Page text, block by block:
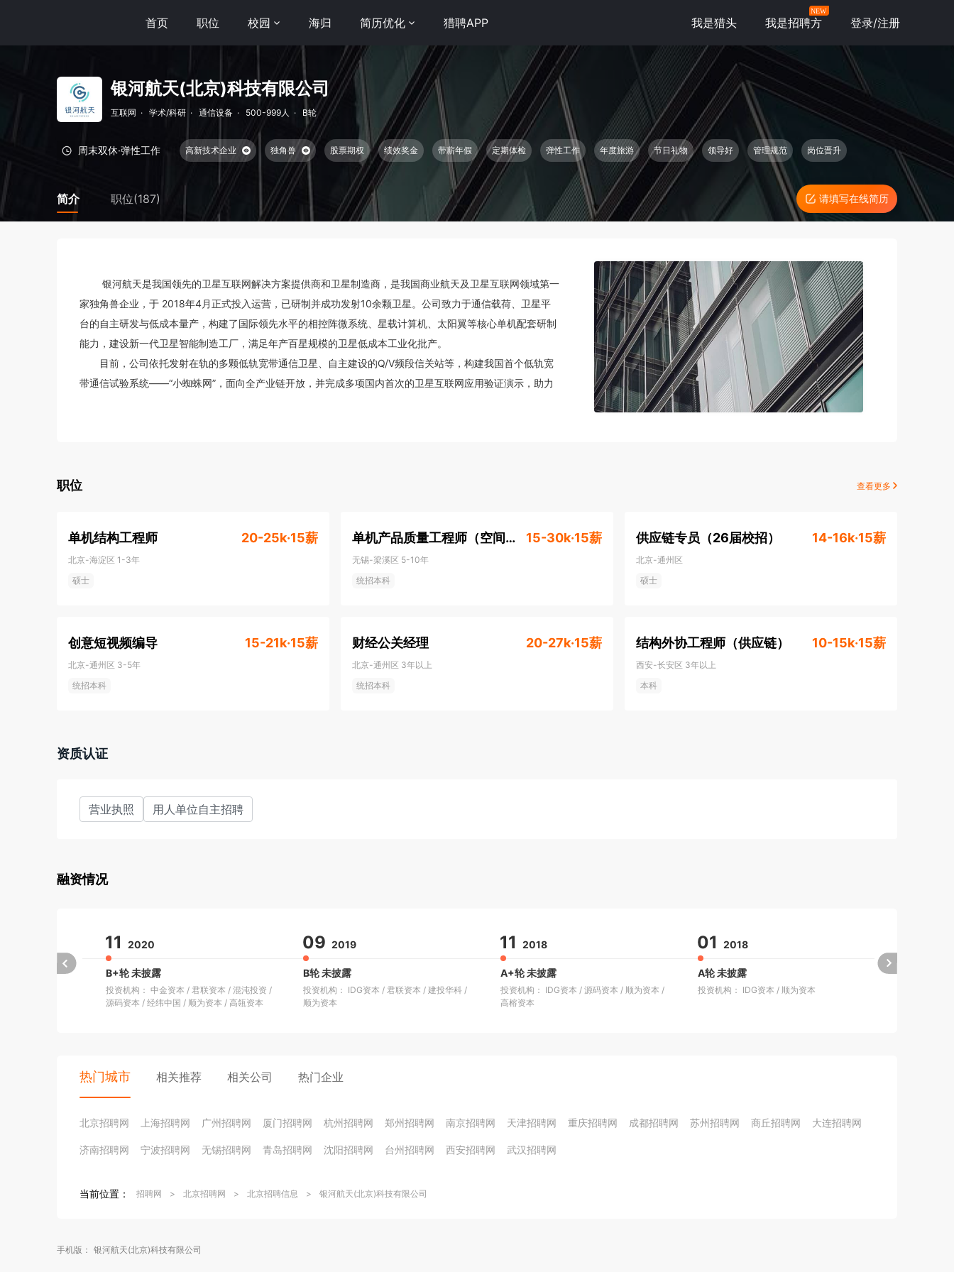
首页 职位 校园 海归 简历优化 猎聘APP 我是猎头 我是招聘方
NEW
登录/注册
银河航天(北京)科技有限公司
互联网 · 学术/科研 · 通信设备 · 500-999人 · B轮
周末双休·弹性工作 高新技术企业 独角兽 股票期权 绩效奖金 带薪年假 定期体检 弹性工作 年度旅游 节日礼物 领导好 管理规范 岗位晋升
简介 职位(187) 请填写在线简历
家独角兽企业，于 2018年4月正式投入运营，已研制并成功发射10余颗卫星。公司致力于通信载荷、卫星平
台的自主研发与低成本量产，构建了国际领先水平的相控阵微系统、星载计算机、太阳翼等核心单机配套研制
能力，建设新一代卫星智能制造工厂，满足年产百星规模的卫星低成本工业化批产。
带通信试验系统——“小蜘蛛网”，面向全产业链开放，并完成多项国内首次的卫星互联网应用验证演示，助力
职位 查看更多
单机结构工程师 20-25k·15薪
北京-海淀区 1-3年
硕士
单机产品质量工程师（空间能源方向·base无锡） 15-30k·15薪
无锡-梁溪区 5-10年
统招本科
供应链专员（26届校招） 14-16k·15薪
北京-通州区
硕士
创意短视频编导 15-21k·15薪
北京-通州区 3-5年
统招本科
财经公关经理 20-27k·15薪
北京-通州区 3年以上
统招本科
结构外协工程师（供应链） 10-15k·15薪
西安-长安区 3年以上
本科
资质认证
营业执照 用人单位自主招聘
融资情况
11 2020
B+轮 未披露
投资机构： 中金资本 / 君联资本 / 混沌投资 /
源码资本 / 经纬中国 / 顺为资本 / 高瓴资本
09 2019
B轮 未披露
投资机构： IDG资本 / 君联资本 / 建投华科 /
顺为资本
11 2018
A+轮 未披露
投资机构： IDG资本 / 源码资本 / 顺为资本 /
高榕资本
01 2018
A轮 未披露
投资机构： IDG资本 / 顺为资本
Pre-A轮 未
热门城市 相关推荐 相关公司 热门企业
北京招聘网 上海招聘网 广州招聘网 厦门招聘网 杭州招聘网 郑州招聘网 南京招聘网 天津招聘网 重庆招聘网 成都招聘网 苏州招聘网 商丘招聘网 大连招聘网
济南招聘网 宁波招聘网 无锡招聘网 青岛招聘网 沈阳招聘网 台州招聘网 西安招聘网 武汉招聘网
当前位置： 招聘网 > 北京招聘网 > 北京招聘信息 > 银河航天(北京)科技有限公司
手机版： 银河航天(北京)科技有限公司